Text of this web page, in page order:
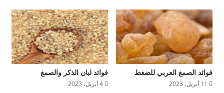
فوائد الصمغ العربي للضغط
11 أبريل، 2023
فوائد لبان الذكر والصمغ
4 أبريل، 2023